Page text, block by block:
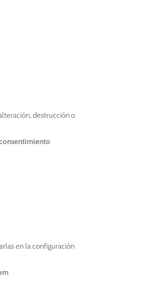
destrucción o
en la configuración